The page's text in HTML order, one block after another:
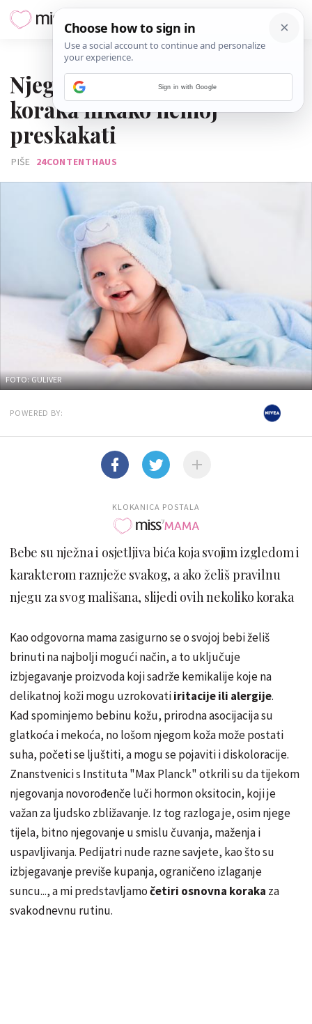
Njega bebe: Ova 4 osnovna
koraka nikako nemoj
preskakati
PIŠE 24CONTENTHAUS
FOTO: GULIVER
POWERED BY:
KLOKANICA POSTALA
Bebe su nježna i osjetljiva bića koja svojim izgledom i
karakterom raznježe svakog, a ako želiš pravilnu
njegu za svog mališana, slijedi ovih nekoliko koraka
Kao odgovorna mama zasigurno se o svojoj bebi želiš
brinuti na najbolji mogući način, a to uključuje
izbjegavanje proizvoda koji sadrže kemikalije koje na
delikatnoj koži mogu uzrokovatiiritacije ili alergije.
Kad spominjemo bebinu kožu, prirodna asocijacija su
glatkoća i mekoća, no lošom njegom koža može postati
suha, početi se ljuštiti, a mogu se pojaviti i diskoloracije.
Znanstvenici s Instituta "Max Planck" otkrili su da tijekom
njegovanja novorođenče luči hormon oksitocin, koji je
važan za ljudsko zbližavanje. Iz tog razloga je, osim njege
tijela, bitno njegovanje u smislu čuvanja, maženja i
uspavljivanja. Pedijatri nude razne savjete, kao što su
izbjegavanje previše kupanja, ograničeno izlaganje
suncu..., a mi predstavljamočetiri osnovna koraka za
svakodnevnu rutinu.
Sign in with Google